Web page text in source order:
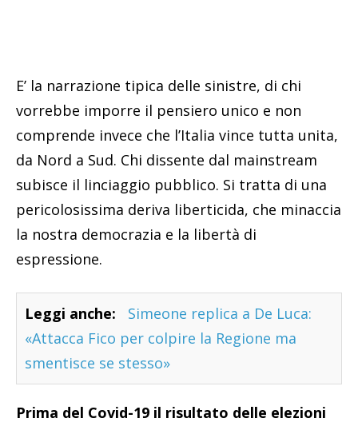
E’ la narrazione tipica delle sinistre, di chi
vorrebbe imporre il pensiero unico e non
comprende invece che l’Italia vince tutta unita,
da Nord a Sud. Chi dissente dal mainstream
subisce il linciaggio pubblico. Si tratta di una
pericolosissima deriva liberticida, che minaccia
la nostra democrazia e la libertà di
espressione.
Leggi anche:
Simeone replica a De Luca:
«Attacca Fico per colpire la Regione ma
smentisce se stesso»
Prima del Covid-19 il risultato delle elezioni